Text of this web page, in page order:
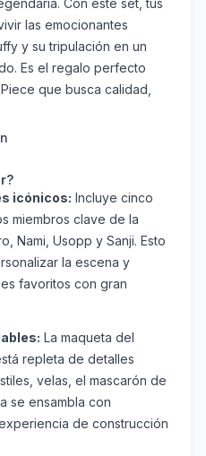
Con este set, tus
las emocionantes
y su tripulación en un
Es el regalo perfecto
que busca calidad,
icónicos: Incluye cinco
miembros clave de la
Nami, Usopp y Sanji. Esto
la escena y
favoritos con gran
La maqueta del
repleta de detalles
velas, el mascarón de
se ensambla con
de construcción